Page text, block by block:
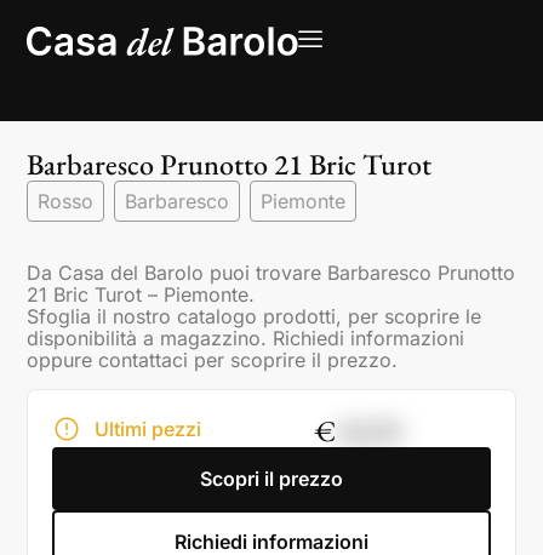
Barbaresco Prunotto 21 Bric Turot
Rosso Barbaresco Piemonte
Da Casa del Barolo puoi trovare Barbaresco Prunotto
21 Bric Turot – Piemonte.
Sfoglia il nostro catalogo prodotti, per scoprire le
disponibilità a magazzino. Richiedi informazioni
oppure contattaci per scoprire il prezzo.
Ultimi pezzi €
Scopri il prezzo
Richiedi informazioni